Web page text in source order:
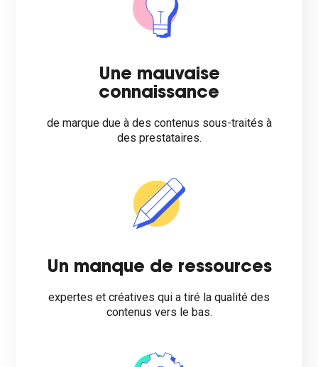
Une mauvaise
connaissance
de marque due à des contenus sous-traités à
des prestataires.
Un manque de ressources
expertes et créatives qui a tiré la qualité des
contenus vers le bas.